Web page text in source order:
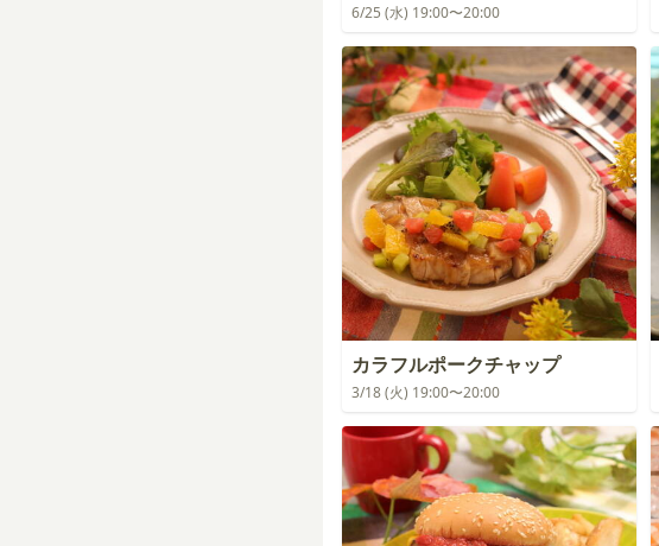
6/25 (水) 19:00〜20:00
カラフルポークチャップ
3/18 (火) 19:00〜20:00